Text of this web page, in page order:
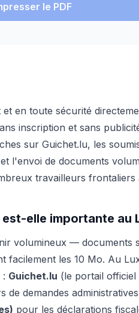
le PDF
en toute sécurité
inscription et sans
sur Guichet.lu, les
l'envoi de documents
travailleurs frontaliers
elle importante au
volumineux — documents
facilement les 10 Mo. Au
: Guichet.lu (le portail officiel
de demandes
pour les déclarations